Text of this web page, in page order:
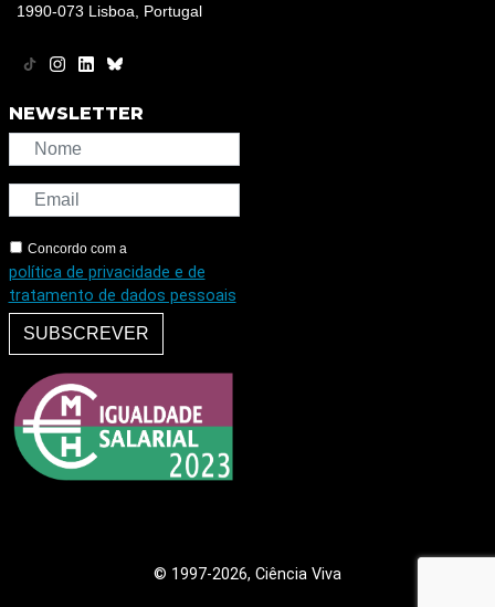
1990-073 Lisboa, Portugal
NEWSLETTER
Concordo com a
política de privacidade e de
tratamento de dados pessoais
SUBSCREVER
© 1997-2026, Ciência Viva